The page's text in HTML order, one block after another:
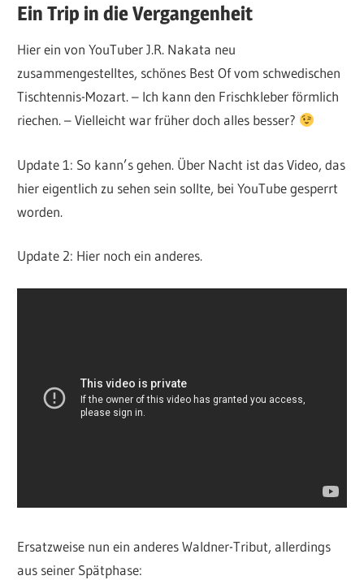
Ein Trip in die Vergangenheit
Hier ein von YouTuber J.R. Nakata neu
zusammengestelltes, schönes Best Of vom schwedischen
Tischtennis-Mozart. – Ich kann den Frischkleber förmlich
riechen. – Vielleicht war früher doch alles besser?
Update 1: So kann’s gehen. Über Nacht ist das Video, das
hier eigentlich zu sehen sein sollte, bei YouTube gesperrt
worden.
Update 2: Hier noch ein anderes.
Ersatzweise nun ein anderes Waldner-Tribut, allerdings
aus seiner Spätphase: